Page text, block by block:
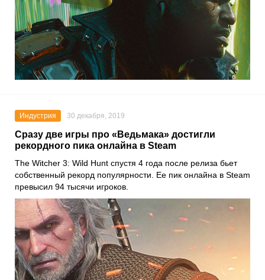
Индустрия 30 декабря, 2019
Сразу две игры про «Ведьмака» достигли
рекордного пика онлайна в Steam
The Witcher 3: Wild Hunt спустя 4 года после релиза бьет
собственный рекорд популярности. Ее пик онлайна в Steam
превысил 94 тысячи игроков.